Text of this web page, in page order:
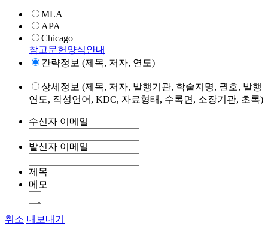
MLA
APA
Chicago
참고문헌양식안내
간략정보 (제목, 저자, 연도)
상세정보 (제목, 저자, 발행기관, 학술지명, 권호, 발행
연도, 작성언어, KDC, 자료형태, 수록면, 소장기관, 초록)
수신자 이메일
발신자 이메일
제목
메모
취소 내보내기